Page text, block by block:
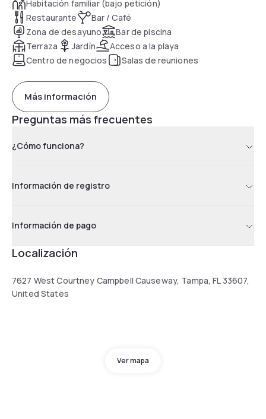
Habitación familiar (bajo petición)
Restaurante
Bar / Café
Zona de desayuno
Bar de piscina
Terraza
Jardín
Acceso a la playa
Centro de negocios
Salas de reuniones
Más información
Preguntas más frecuentes
¿Cómo funciona?
Información de registro
Información de pago
Localización
7627 West Courtney Campbell Causeway, Tampa, FL 33607,
United States
Ver mapa